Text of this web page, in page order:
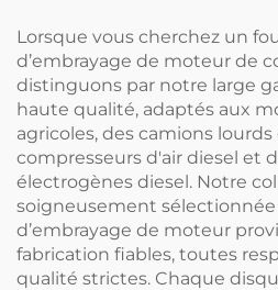
Lorsque vous cherchez un
d’embrayage de moteur de
distinguons par notre large
haute qualité, adaptés aux
agricoles, des camions lourds
compresseurs d'air diesel et
électrogènes diesel. Notre
soigneusement
d’embrayage de moteur
fabrication fiables, toutes
qualité strictes. Chaque